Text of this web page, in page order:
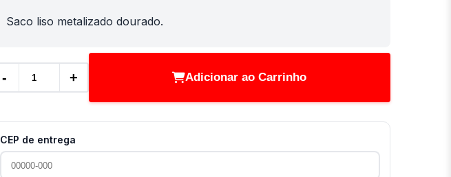
Saco liso metalizado dourado.
- + Adicionar ao Carrinho
CEP de entrega